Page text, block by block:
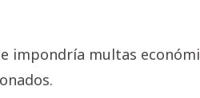
impondría multas